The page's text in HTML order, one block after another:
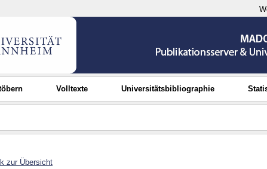
Volltexte Universitätsbibliographie
zur Übersicht